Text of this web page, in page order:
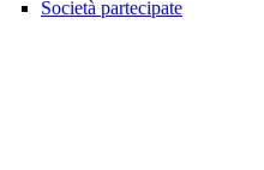
Società partecipate